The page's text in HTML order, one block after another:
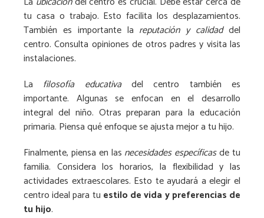
tu casa o trabajo. Esto facilita los desplazamientos.
También es importante la reputación y calidaddel
centro. Consulta opiniones de otros padres y visita las
instalaciones.
La filosofía educativadel centro también es
importante. Algunas se enfocan en el desarrollo
integral del niño. Otras preparan para la educación
primaria. Piensa qué enfoque se ajusta mejor a tu hijo.
Finalmente, piensa en las necesidades específicasde tu
familia. Considera los horarios, la flexibilidad y las
actividades extraescolares. Esto te ayudará a elegir el
centro ideal para tu estilo de vida y preferencias de
tu hijo.